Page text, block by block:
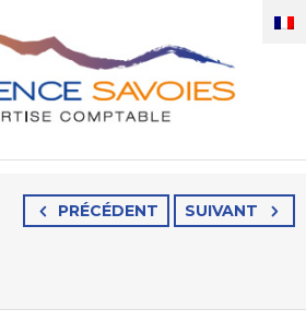
PRÉCÉDENT SUIVANT